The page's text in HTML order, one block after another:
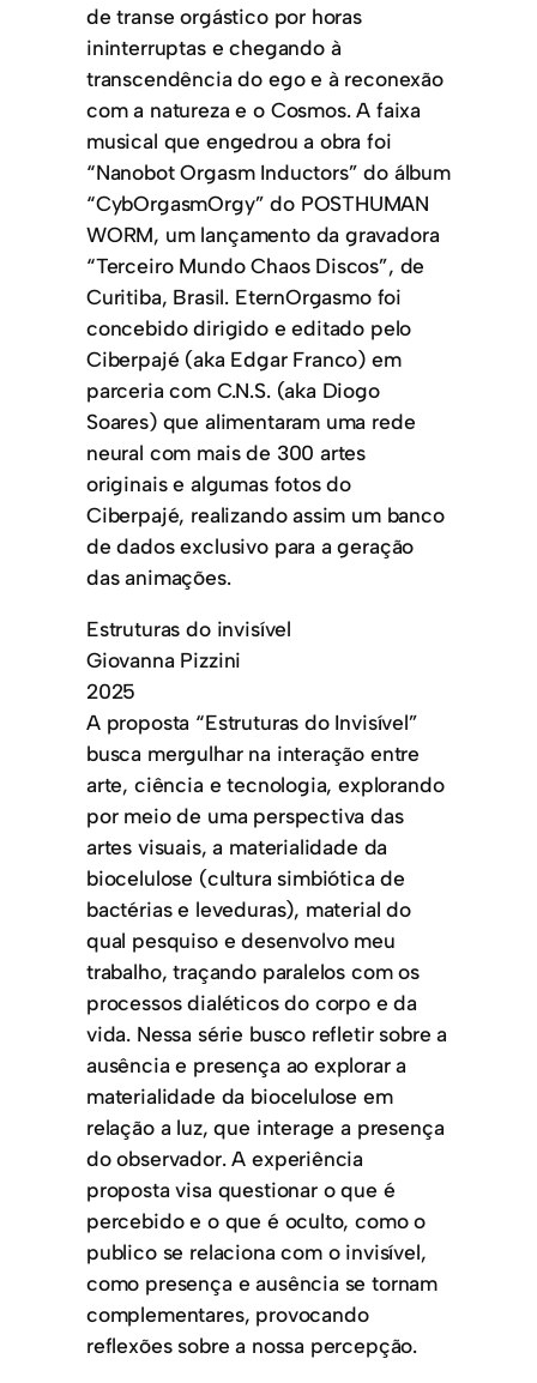
de transe orgástico por horas
ininterruptas e chegando à
transcendência do ego e à reconexão
com a natureza e o Cosmos. A faixa
musical que engedrou a obra foi
“Nanobot Orgasm Inductors” do álbum
“CybOrgasmOrgy” do POSTHUMAN
WORM, um lançamento da gravadora
“Terceiro Mundo Chaos Discos”, de
Curitiba, Brasil. EternOrgasmo foi
concebido dirigido e editado pelo
Ciberpajé (aka Edgar Franco) em
parceria com C.N.S. (aka Diogo
Soares) que alimentaram uma rede
neural com mais de 300 artes
originais e algumas fotos do
Ciberpajé, realizando assim um banco
de dados exclusivo para a geração
das animações.
Estruturas do invisível
Giovanna Pizzini
2025
A proposta “Estruturas do Invisível”
busca mergulhar na interação entre
arte, ciência e tecnologia, explorando
por meio de uma perspectiva das
artes visuais, a materialidade da
biocelulose (cultura simbiótica de
bactérias e leveduras), material do
qual pesquiso e desenvolvo meu
trabalho, traçando paralelos com os
processos dialéticos do corpo e da
vida. Nessa série busco refletir sobre a
ausência e presença ao explorar a
materialidade da biocelulose em
relação a luz, que interage a presença
do observador. A experiência
proposta visa questionar o que é
percebido e o que é oculto, como o
publico se relaciona com o invisível,
como presença e ausência se tornam
complementares, provocando
reflexões sobre a nossa percepção.